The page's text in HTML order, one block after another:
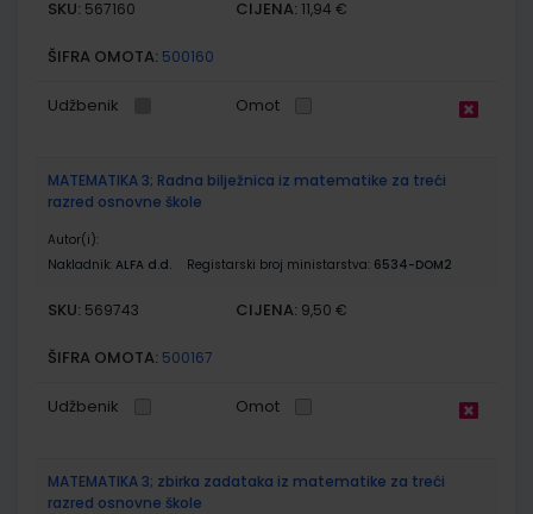
SKU: 567160 CIJENA: 11,94 €
ŠIFRA OMOTA: 500160
Udžbenik Omot
MATEMATIKA 3; Radna bilježnica iz matematike za treći
razred osnovne škole
Autor(i):
Nakladnik: ALFA d.d. Registarski broj ministarstva: 6534-DOM2
SKU: 569743 CIJENA: 9,50 €
ŠIFRA OMOTA: 500167
Udžbenik Omot
MATEMATIKA 3; zbirka zadataka iz matematike za treći
razred osnovne škole